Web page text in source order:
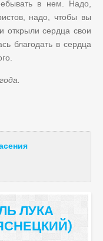
в нем. Надо,
надо, чтобы вы
открыли сердца свои
благодать в сердца
ЛУКА